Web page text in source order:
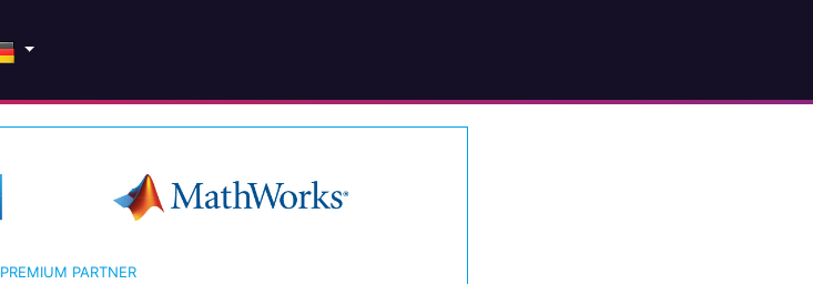
PREMIUM PARTNER